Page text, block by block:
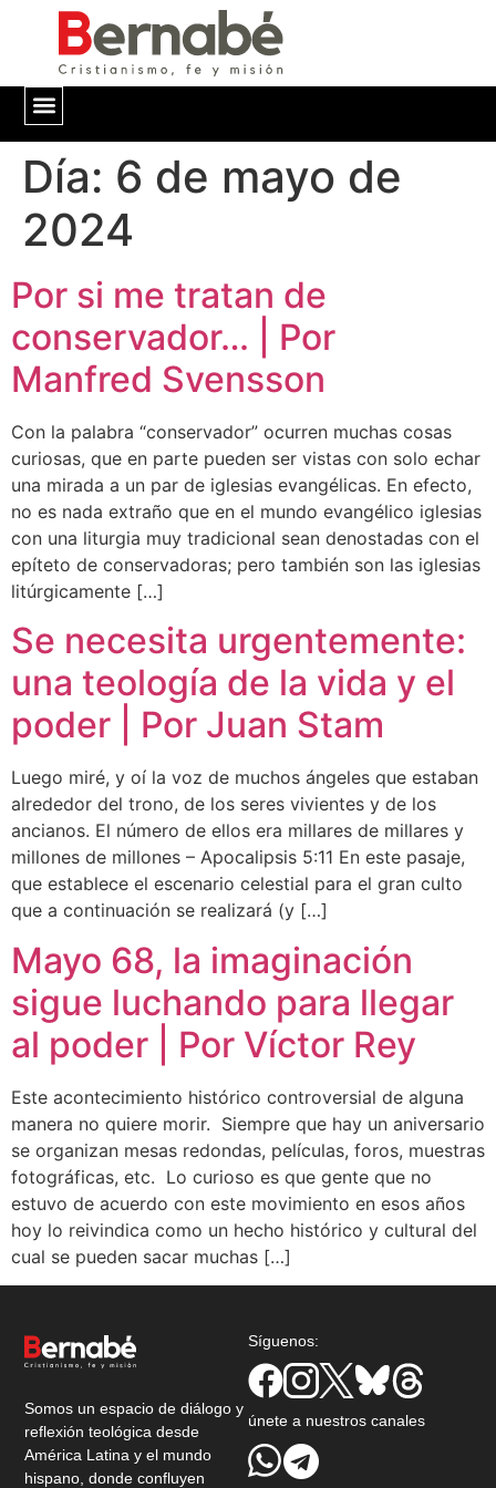
Día: 6 de mayo de
2024
Por si me tratan de
conservador… | Por
Manfred Svensson
Con la palabra “conservador” ocurren muchas cosas
curiosas, que en parte pueden ser vistas con solo echar
una mirada a un par de iglesias evangélicas. En efecto,
no es nada extraño que en el mundo evangélico iglesias
con una liturgia muy tradicional sean denostadas con el
epíteto de conservadoras; pero también son las iglesias
litúrgicamente […]
Se necesita urgentemente:
una teología de la vida y el
poder | Por Juan Stam
Luego miré, y oí la voz de muchos ángeles que estaban
alrededor del trono, de los seres vivientes y de los
ancianos. El número de ellos era millares de millares y
millones de millones – Apocalipsis 5:11 En este pasaje,
que establece el escenario celestial para el gran culto
que a continuación se realizará (y […]
Mayo 68, la imaginación
sigue luchando para llegar
al poder | Por Víctor Rey
Este acontecimiento histórico controversial de alguna
manera no quiere morir. Siempre que hay un aniversario
se organizan mesas redondas, películas, foros, muestras
fotográficas, etc. Lo curioso es que gente que no
estuvo de acuerdo con este movimiento en esos años
hoy lo reivindica como un hecho histórico y cultural del
cual se pueden sacar muchas […]
Somos un espacio de diálogo y
reflexión teológica desde
América Latina y el mundo
hispano, donde confluyen
Síguenos:
únete a nuestros canales